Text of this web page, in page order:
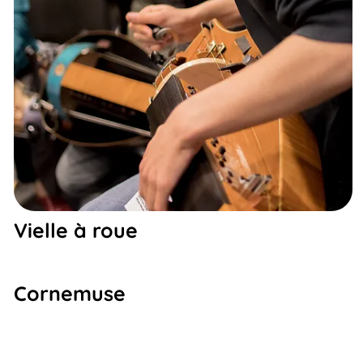
Vielle à roue
Cornemuse